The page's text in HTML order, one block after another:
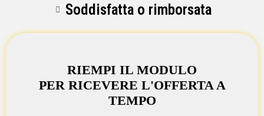
Soddisfatta o rimborsata
RIEMPI IL MODULO
PER RICEVERE L'OFFERTA A
TEMPO